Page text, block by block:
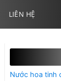
LIÊN HỆ
Nước hoa tinh